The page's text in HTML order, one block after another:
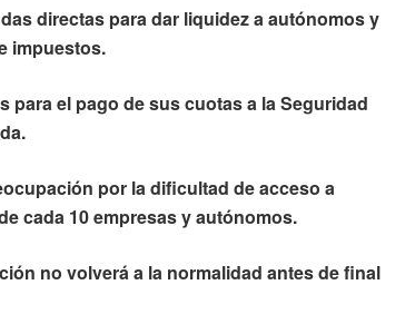
directas para dar liquidez a autónomos y
impuestos.
para el pago de sus cuotas a la Seguridad
por la dificultad de acceso a
cada 10 empresas y autónomos.
no volverá a la normalidad antes de final